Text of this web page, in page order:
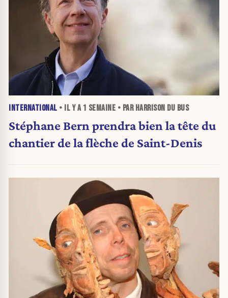
INTERNATIONAL • IL Y A 1 SEMAINE • PAR HARRISON DU BUS
Stéphane Bern prendra bien la tête du
chantier de la flèche de Saint-Denis